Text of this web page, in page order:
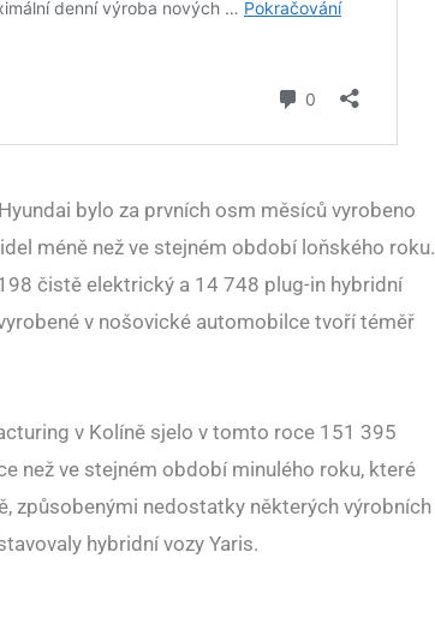
bylo za prvních osm měsíců vyrobeno
méně než ve stejném období loňského roku.
čistě elektrický a 14 748 plug-in hybridní
v nošovické automobilce tvoří téměř
v Kolíně sjelo v tomto roce 151 395
než ve stejném období minulého roku, které
způsobenými nedostatky některých výrobních
hybridní vozy Yaris.